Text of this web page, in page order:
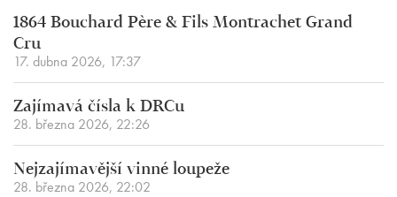
1864 Bouchard Père & Fils Montrachet Grand
Cru
17. dubna 2026, 17:37
Zajímavá čísla k DRCu
28. března 2026, 22:26
Nejzajímavější vinné loupeže
28. března 2026, 22:02